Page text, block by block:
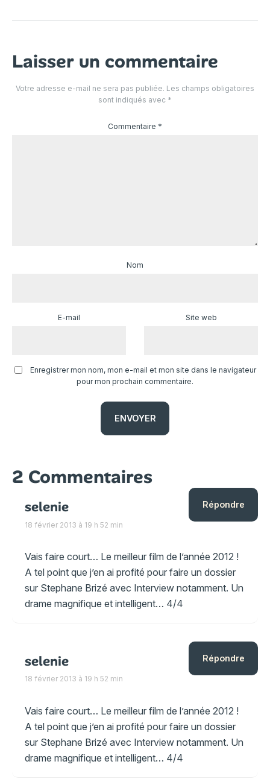
Laisser un commentaire
Votre adresse e-mail ne sera pas publiée. Les champs obligatoires
sont indiqués avec *
Commentaire *
Nom
E-mail Site web
Enregistrer mon nom, mon e-mail et mon site dans le navigateur
pour mon prochain commentaire.
2 Commentaires
selenie
18 février 2013 à 19 h 52 min
Vais faire court… Le meilleur film de l’année 2012 !
A tel point que j’en ai profité pour faire un dossier
sur Stephane Brizé avec Interview notamment. Un
drame magnifique et intelligent… 4/4
Répondre
selenie
18 février 2013 à 19 h 52 min
Vais faire court… Le meilleur film de l’année 2012 !
A tel point que j’en ai profité pour faire un dossier
sur Stephane Brizé avec Interview notamment. Un
drame magnifique et intelligent… 4/4
Répondre